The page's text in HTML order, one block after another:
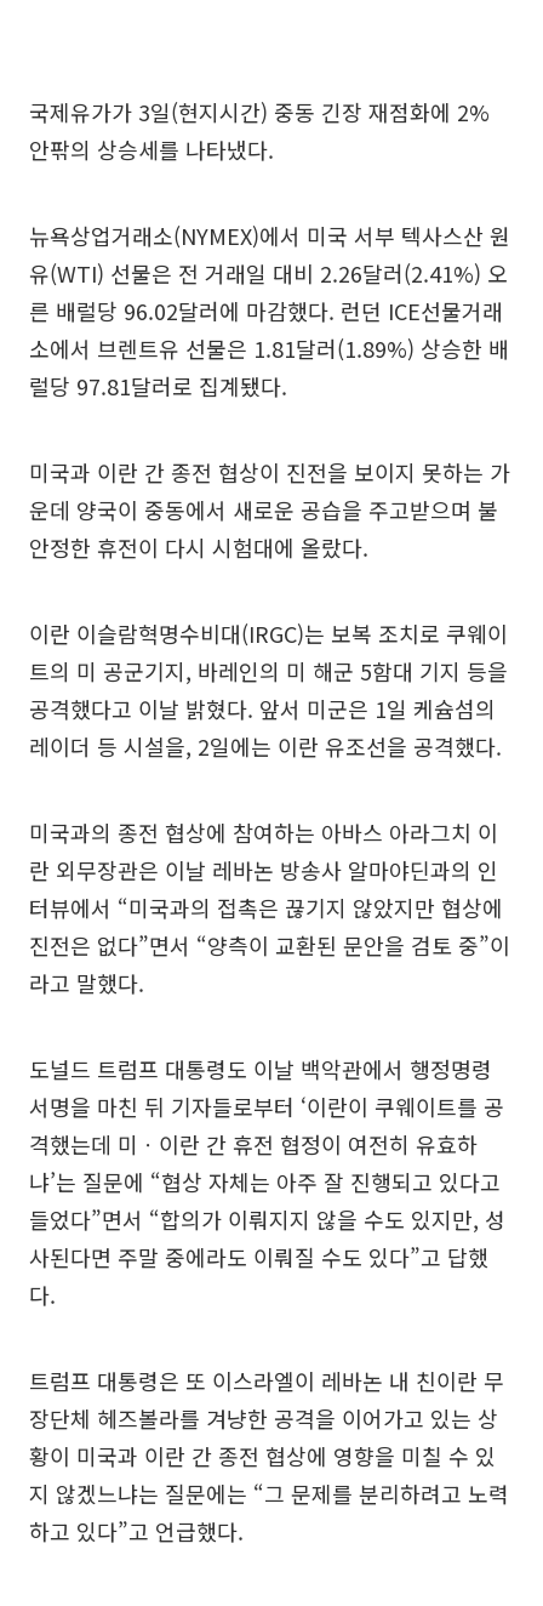
국제유가가 3일(현지시간) 중동 긴장 재점화에 2%
안팎의 상승세를 나타냈다.
뉴욕상업거래소(NYMEX)에서 미국 서부 텍사스산 원
유(WTI) 선물은 전 거래일 대비 2.26달러(2.41%) 오
른 배럴당 96.02달러에 마감했다. 런던 ICE선물거래
소에서 브렌트유 선물은 1.81달러(1.89%) 상승한 배
럴당 97.81달러로 집계됐다.
미국과 이란 간 종전 협상이 진전을 보이지 못하는 가
운데 양국이 중동에서 새로운 공습을 주고받으며 불
안정한 휴전이 다시 시험대에 올랐다.
이란 이슬람혁명수비대(IRGC)는 보복 조치로 쿠웨이
트의 미 공군기지, 바레인의 미 해군 5함대 기지 등을
공격했다고 이날 밝혔다. 앞서 미군은 1일 케슘섬의
레이더 등 시설을, 2일에는 이란 유조선을 공격했다.
미국과의 종전 협상에 참여하는 아바스 아라그치 이
란 외무장관은 이날 레바논 방송사 알마야딘과의 인
터뷰에서 “미국과의 접촉은 끊기지 않았지만 협상에
진전은 없다”면서 “양측이 교환된 문안을 검토 중”이
라고 말했다.
도널드 트럼프 대통령도 이날 백악관에서 행정명령
서명을 마친 뒤 기자들로부터 ‘이란이 쿠웨이트를 공
격했는데 미ㆍ이란 간 휴전 협정이 여전히 유효하
냐’는 질문에 “협상 자체는 아주 잘 진행되고 있다고
들었다”면서 “합의가 이뤄지지 않을 수도 있지만, 성
사된다면 주말 중에라도 이뤄질 수도 있다”고 답했
다.
트럼프 대통령은 또 이스라엘이 레바논 내 친이란 무
장단체 헤즈볼라를 겨냥한 공격을 이어가고 있는 상
황이 미국과 이란 간 종전 협상에 영향을 미칠 수 있
지 않겠느냐는 질문에는 “그 문제를 분리하려고 노력
하고 있다”고 언급했다.